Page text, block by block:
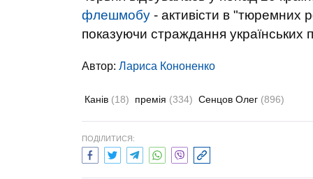
флешмобу - активісти в
показуючи страждання українських
Автор: Лариса Кононенко
Канів (18) премія (334) Сенцов Олег (896)
ПОДІЛИТИСЯ: